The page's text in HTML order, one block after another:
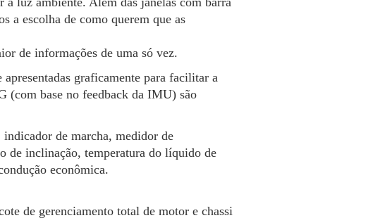
a escolha de como querem que as
de informações de uma só vez.
graficamente para facilitar a
(com base no feedback da IMU) são
de marcha, medidor de
de inclinação, temperatura do líquido de
econômica.
de gerenciamento total de motor e chassi